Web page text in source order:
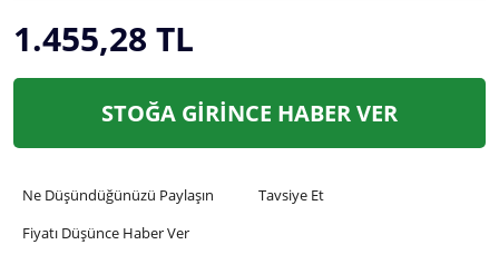
1.455,28 TL
STOĞA GİRİNCE HABER VER
Ne Düşündüğünüzü Paylaşın
Tavsiye Et
Fiyatı Düşünce Haber Ver